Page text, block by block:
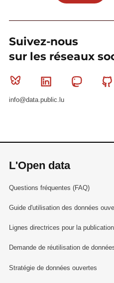
Suivez-nous
sur les réseaux
Bluesky Linkedin
info@data.public.lu
L'Open data
Questions fréquentes (FAQ)
Guide d'utilisation des données
Lignes directrices pour la
Demande de réutilisation de
Stratégie de données ouvertes